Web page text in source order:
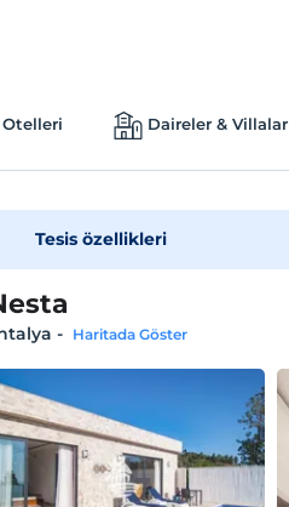
Daireler & Villalar
Tesis özellikleri
- Haritada Göster